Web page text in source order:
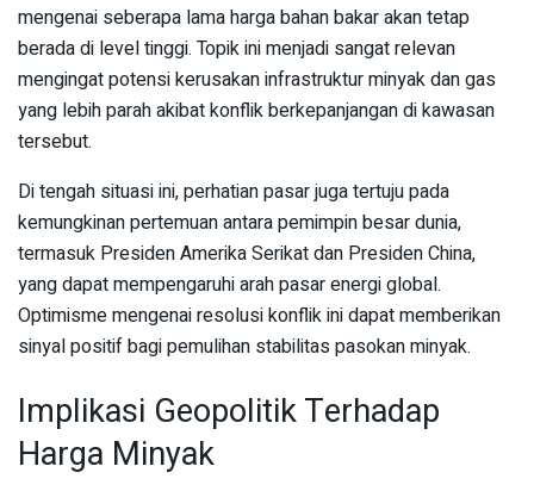
mengenai seberapa lama harga bahan bakar akan tetap
berada di level tinggi. Topik ini menjadi sangat relevan
mengingat potensi kerusakan infrastruktur minyak dan gas
yang lebih parah akibat konflik berkepanjangan di kawasan
tersebut.
Di tengah situasi ini, perhatian pasar juga tertuju pada
kemungkinan pertemuan antara pemimpin besar dunia,
termasuk Presiden Amerika Serikat dan Presiden China,
yang dapat mempengaruhi arah pasar energi global.
Optimisme mengenai resolusi konflik ini dapat memberikan
sinyal positif bagi pemulihan stabilitas pasokan minyak.
Implikasi Geopolitik Terhadap
Harga Minyak